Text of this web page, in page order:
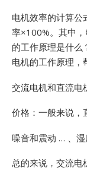
电机效率的计算
率×100%。其中
的工作原理是什么
电机的工作原理，
交流电机和直流电
价格：一般来说，
噪音和震动 … 、湿
总的来说，交流电